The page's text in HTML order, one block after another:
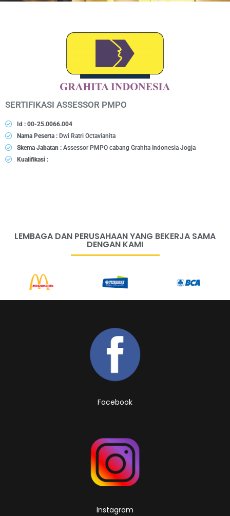
SERTIFIKASI ASSESSOR PMPO
Id : 00-25.0066.004
Nama Peserta : Dwi Ratri Octavianita
Skema Jabatan : Assessor PMPO cabang Grahita Indonesia Jogja
Kualifikasi :
LEMBAGA DAN PERUSAHAAN YANG BEKERJA SAMA
DENGAN KAMI
Facebook
Instagram